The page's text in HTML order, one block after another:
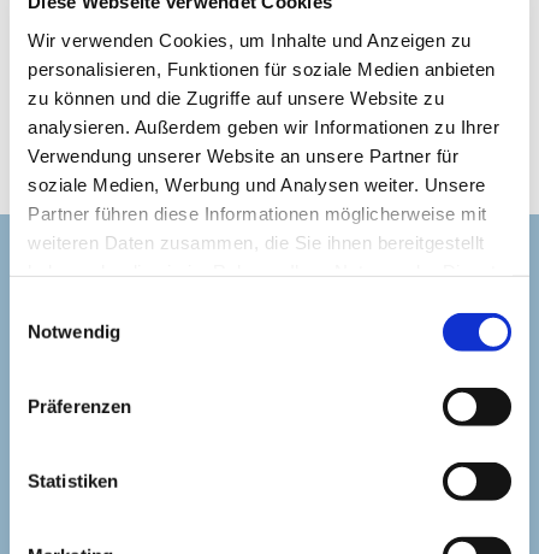
Wir verwenden Cookies, um Inhalte und Anzeigen zu
personalisieren, Funktionen für soziale Medien anbieten
zu können und die Zugriffe auf unsere Website zu
analysieren. Außerdem geben wir Informationen zu Ihrer
Verwendung unserer Website an unsere Partner für
soziale Medien, Werbung und Analysen weiter. Unsere
Partner führen diese Informationen möglicherweise mit
weiteren Daten zusammen, die Sie ihnen bereitgestellt
Cookies, wenn Sie unsere Webseite weiterhin nutzen.
Notwendig
Präferenzen
Statistiken
Mitgliedschaften
Suchen Sie erfahrene
Dermatologen in Biberach?
Vereinbaren Sie jetzt einen Beratungstermin
bei Ihrem Hautarzt im MVZ Hautzentrum am
persönlichen Gespräch und bieten Ihnen eine